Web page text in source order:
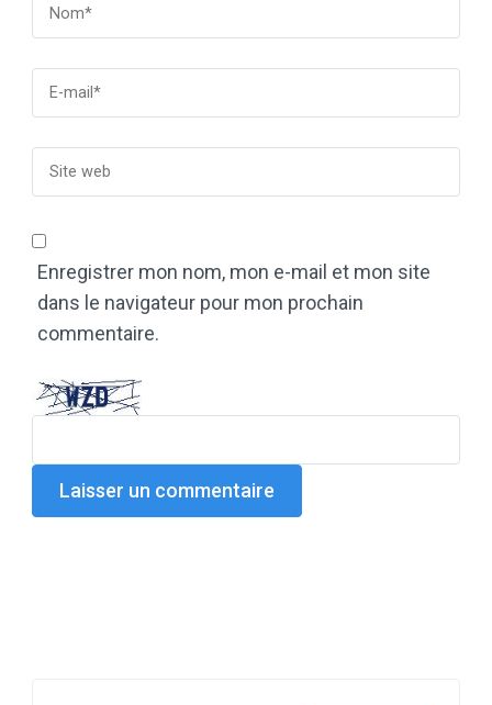
Enregistrer mon nom, mon e-mail et mon site
dans le navigateur pour mon prochain
commentaire.